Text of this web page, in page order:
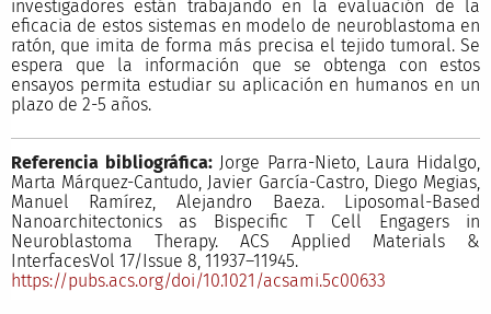
investigadores están trabajando en la evaluación de la
eficacia de estos sistemas en modelo de neuroblastoma en
ratón, que imita de forma más precisa el tejido tumoral. Se
espera que la información que se obtenga con estos
ensayos permita estudiar su aplicación en humanos en un
plazo de 2-5 años.
Referencia bibliográfica: Jorge Parra-Nieto, Laura Hidalgo,
Marta Márquez-Cantudo, Javier García-Castro, Diego Megias,
Manuel Ramírez, Alejandro Baeza. Liposomal-Based
Nanoarchitectonics as Bispecific T Cell Engagers in
Neuroblastoma Therapy. ACS Applied Materials &
InterfacesVol 17/Issue 8, 11937–11945.
https://pubs.acs.org/doi/10.1021/acsami.5c00633